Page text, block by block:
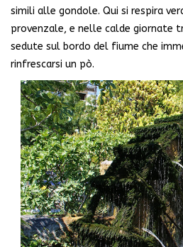
simili alle gondole. Qui si respira
provenzale, e nelle calde giornate
sedute sul bordo del fiume che
rinfrescarsi un pò.